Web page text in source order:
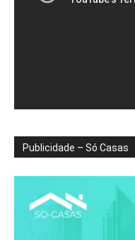
Publicidade – Só Casas